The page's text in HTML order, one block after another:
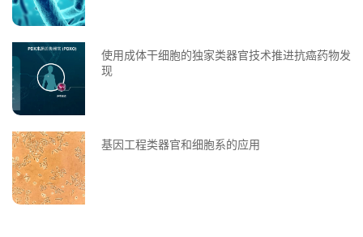
使用成体干细胞的独家类器官技术推进抗癌药物发
现
基因工程类器官和细胞系的应用